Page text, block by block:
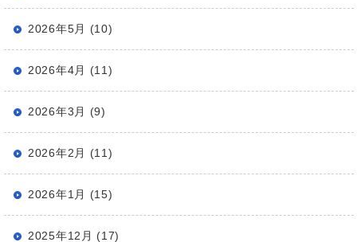
2026年5月 (10)
2026年4月 (11)
2026年3月 (9)
2026年2月 (11)
2026年1月 (15)
2025年12月 (17)